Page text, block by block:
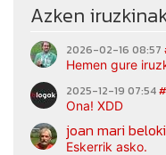
Azken
2026-02-16 08:57
Hemen gure
2025-12-19 07:54
Ona! XDD
joan mari
Eskerrik asko.